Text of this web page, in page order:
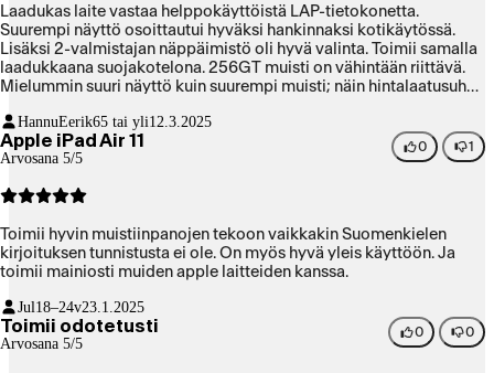
Laadukas laite vastaa helppokäyttöistä LAP-tietokonetta.
Suurempi näyttö osoittautui hyväksi hankinnaksi kotikäytössä.
Lisäksi 2-valmistajan näppäimistö oli hyvä valinta. Toimii samalla
laadukkaana suojakotelona. 256GT muisti on vähintään riittävä.
Mielummin suuri näyttö kuin suurempi muisti; näin hintalaatusuhde
HannuEerik65 tai yli12.3.2025
Apple iPad Air 11
Arvosana 5/5
0 1
Toimii hyvin muistiinpanojen tekoon vaikkakin Suomenkielen
kirjoituksen tunnistusta ei ole. On myös hyvä yleis käyttöön. Ja
toimii mainiosti muiden apple laitteiden kanssa.
Jul18–24v23.1.2025
Toimii odotetusti
Arvosana 5/5
0 0